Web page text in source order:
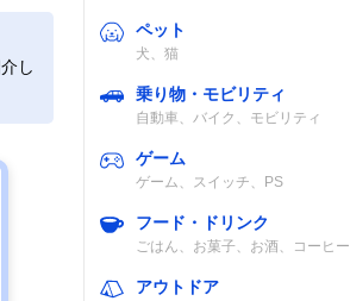
約1,200g（乾電
池含まず）
単3形乾電池6
本、AC電源
約1,200g（乾電
単3形アルカリ
電源
し
ペット
犬、猫
乗り物・モビリティ
自動車、バイク、モビリティ
ゲーム
ゲーム、スイッチ、PS
フード・ドリンク
ごはん、お菓子、お酒、コーヒー
アウトドア